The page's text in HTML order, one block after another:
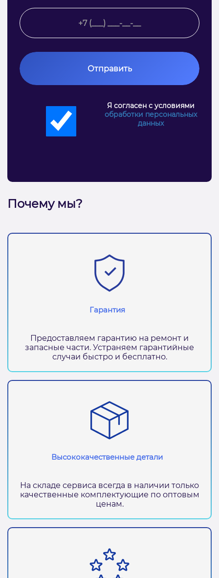
Отправить
Я согласен с условиями
обработки персональных
данных
Почему мы?
Гарантия
Предоставляем гарантию на ремонт и
запасные части. Устраняем гарантийные
случаи быстро и бесплатно.
Высококачественные детали
На складе сервиса всегда в наличии только
качественные комплектующие по оптовым
ценам.